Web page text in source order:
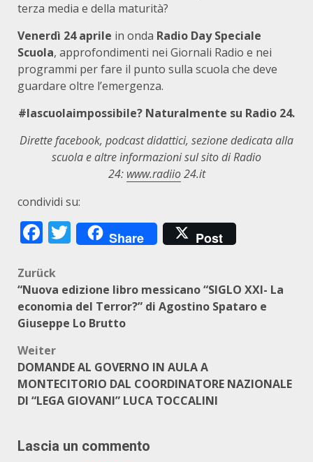
terza media e della maturità?
Venerdì 24 aprile in onda Radio Day Speciale
Scuola, approfondimenti nei Giornali Radio e nei
programmi per fare il punto sulla scuola che deve
guardare oltre l’emergenza.
#lascuolaimpossibile? Naturalmente su Radio 24.
Dirette facebook, podcast didattici, sezione dedicata alla
scuola e altre informazioni sul sito di Radio
24: www.radiio24.it
condividi su:
Facebook
Twitter
Share Post
Beitragsnavigation
Zurück
“Nuova edizione libro messicano “SIGLO XXI- La
economia del Terror?” di Agostino Spataro e
Giuseppe Lo Brutto
Weiter
DOMANDE AL GOVERNO IN AULA A
MONTECITORIO DAL COORDINATORE NAZIONALE
DI “LEGA GIOVANI” LUCA TOCCALINI
Lascia un commento